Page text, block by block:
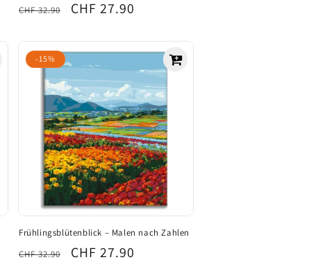
Normaler
CHF 32.90 Verkaufspreis
CHF 27.90
-15%
Frühlingsblütenblick – Malen nach Zahlen
Normaler
CHF 32.90 Verkaufspreis
CHF 27.90